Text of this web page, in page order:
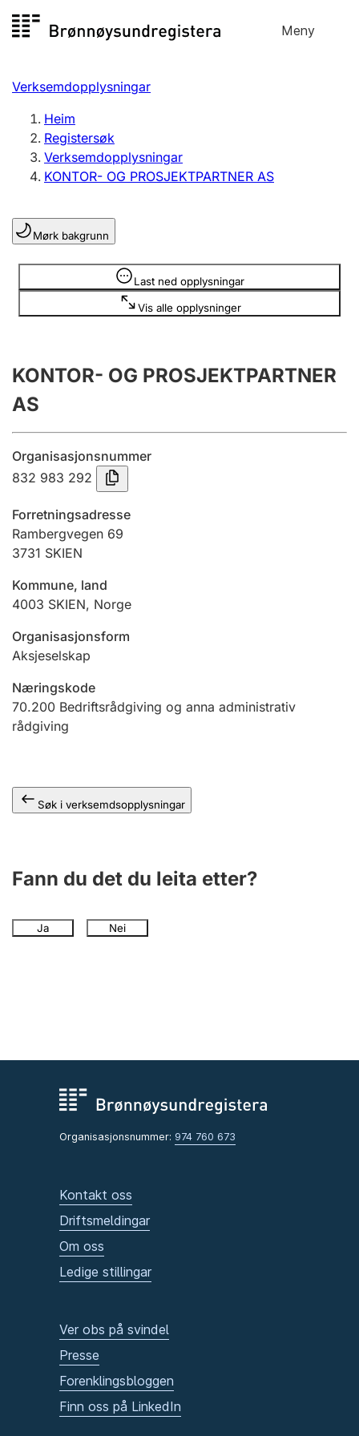
til
Meny
Registersøk
Aksjeselskap
Enkeltpersonføretak
Registrere, endre, slette
Lag og foreining
Registrere, endre, slette
Årsrekneskap
Innsending og forseinkingsgebyr
Tinglysing
Jeger
Betaling og jegeravgiftskort
Ektepaktrettleiaren
Andre tema
Verksemdopplysningar
Heim
Registersøk
Verksemdopplysningar
KONTOR- OG PROSJEKTPARTNER AS
Mørk bakgrunn
Last ned opplysningar
Vis alle opplysninger
Opplysninger er skjult
KONTOR- OG PROSJEKTPARTNER
AS
Organisasjonsnummer
832 983 292
Forretningsadresse
Rambergvegen 69
3731 SKIEN
Kommune, land
4003 SKIEN, Norge
Organisasjonsform
Aksjeselskap
Næringskode
70.200 Bedriftsrådgiving og anna administrativ
rådgiving
Søk i verksemdsopplysningar
Fann du det du leita etter?
Ja Nei
Organisasjonsnummer: 974 760 673
Kontakt oss
Driftsmeldingar
Om oss
Ledige stillingar
Ver obs på svindel
Presse
Forenklingsbloggen
Finn oss på LinkedIn